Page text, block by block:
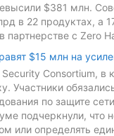
$381 млн.
в 22 продуктах, а
партнерстве с Zero
$15 млн на
Consortium,
Участники
по защите
подчеркнули, что
или определять